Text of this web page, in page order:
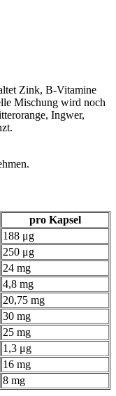
Zink, B-Vitamine
Mischung wird noch
Ingwer,
pro Kapsel
188 μg
250 μg
24 mg
4,8 mg
20,75 mg
30 mg
25 mg
1,3 μg
16 mg
8 mg